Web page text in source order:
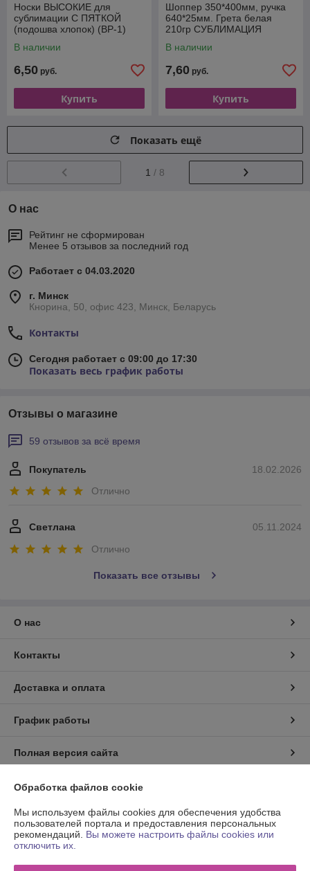
Носки ВЫСОКИЕ для
сублимации С ПЯТКОЙ
(подошва хлопок) (ВР-1)
В наличии
6,50 руб.
Купить
Шоппер 350*400мм, ручка
640*25мм. Грета белая
210гр СУБЛИМАЦИЯ
В наличии
7,60 руб.
Купить
Показать ещё
1 / 8
О нас
Рейтинг не сформирован
Менее 5 отзывов за последний год
Работает с 04.03.2020
г. Минск
Кнорина, 50, офис 423, Минск, Беларусь
Контакты
Сегодня работает с 09:00 до 17:30
Показать весь график работы
Отзывы о магазине
59 отзывов за всё время
18.02.2026
Покупатель
Отлично
05.11.2024
Светлана
Отлично
Показать все отзывы
О нас
Контакты
Доставка и оплата
График работы
Полная версия сайта
Политика обработки cookies
Сайт создан на платформе Deal.by
Обработка файлов cookie
Мы используем файлы cookies для обеспечения удобства
пользователей портала и предоставления персональных
рекомендаций. Вы можете настроить файлы cookies или
отключить их.